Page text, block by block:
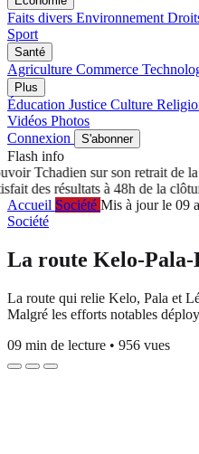
Faits divers Environnement
Sport
Santé
Agriculture Commerce
Plus
Éducation Justice Culture
Vidéos Photos
Connexion
S'abonner
Flash info
Tchadien sur son retrait de la
des résultats à 48h de la clôture
Accueil Société Mis à jour le 09
Société
La route Kelo-Pala-
La route qui relie Kelo, Pala et
Malgré les efforts notables
09 min de lecture • 956 vues